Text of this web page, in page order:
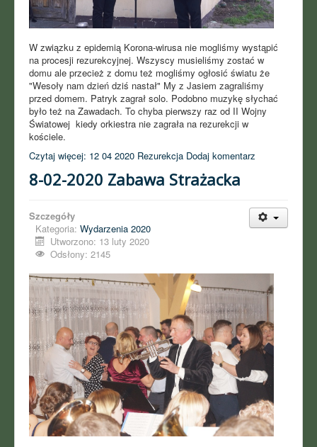
W związku z epidemią Korona-wirusa nie mogliśmy wystąpić
na procesji rezurekcyjnej. Wszyscy musieliśmy zostać w
domu ale przecież z domu też mogliśmy ogłosić światu że
"Wesoły nam dzień dziś nastał" My z Jasiem zagraliśmy
przed domem. Patryk zagrał solo. Podobno muzykę słychać
było też na Zawadach. To chyba pierwszy raz od II Wojny
Światowej kiedy orkiestra nie zagrała na rezurekcji w
kościele.
Czytaj więcej: 12 04 2020 Rezurekcja Dodaj komentarz
8-02-2020 Zabawa Strażacka
Szczegóły
Kategoria: Wydarzenia 2020
Utworzono: 13 luty 2020
Odsłony: 2145